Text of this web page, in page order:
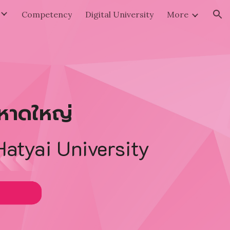
Competency Digital University More
าดใหญ่
University